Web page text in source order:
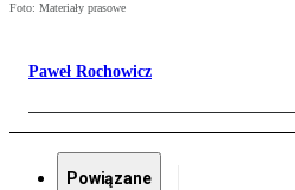
Foto: Materiały prasowe
Paweł Rochowicz
Powiązane